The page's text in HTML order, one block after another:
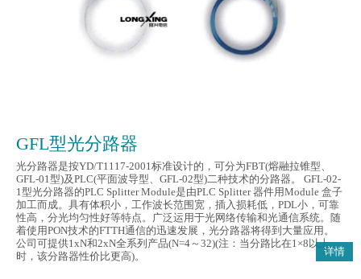
GFL型光分路器
光分路器是按YD/T1117-2001标准设计的，可分为FBT(熔融拉锥型、
GFL-01型)及PLC(平面波导型、GFL-02型)二种技术的分路器。 GFL-02-
1型光分路器的PLC Splitter Module是由PLC Splitter 器件用Module 盒子
加工而成。具有体积小，工作波长范围宽，插入损耗低，PDL小，可靠
性高，分光均匀性好等特点。广泛运用于光网络传输和光通信系统。随
着使用PON技术的FTTH通信的迅速发展，光分路器将得到大量应用。
公司可提供1xN和2xN全系列产品(N=4～32)(注：当分路比在1×8以上
时，该分路器性价比更高)。
详情